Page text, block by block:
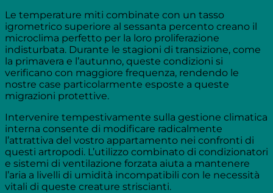
Le temperature miti combinate con un tasso
igrometrico superiore al sessanta percento creano il
microclima perfetto per la loro proliferazione
indisturbata. Durante le stagioni di transizione, come
la primavera e l’autunno, queste condizioni si
verificano con maggiore frequenza, rendendo le
nostre case particolarmente esposte a queste
migrazioni protettive.
Intervenire tempestivamente sulla gestione climatica
interna consente di modificare radicalmente
l’attrattiva del vostro appartamento nei confronti di
questi artropodi. L’utilizzo combinato di condizionatori
e sistemi di ventilazione forzata aiuta a mantenere
l’aria a livelli di umidità incompatibili con le necessità
vitali di queste creature striscianti.